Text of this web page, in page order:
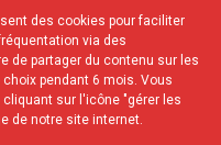
des cookies pour faciliter
via des
de partager du contenu sur les
pendant 6 mois. Vous
sur l'icône "gérer les
de notre site internet.